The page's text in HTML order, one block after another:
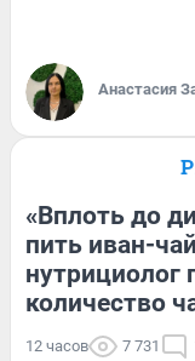
Анастасия
«Вплоть до
пить иван-
нутрициолог
количество
12 часов 7 731